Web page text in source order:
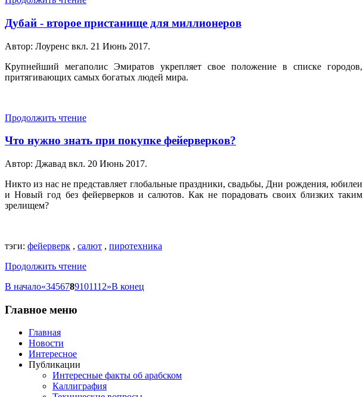
Дубай - второе пристанище для миллионеров
Автор: Лоуренс вкл. 21 Июнь 2017.
Крупнейший мегаполис Эмиратов укрепляет свое положение в списке городов,
притягивающих самых богатых людей мира.
Продолжить чтение
Что нужно знать при покупке фейерверков?
Автор: Джавад вкл. 20 Июнь 2017.
Никто из нас не представляет глобальные праздники, свадьбы, Дни рождения, юбилеи
и Новый год без фейерверков и салютов. Как не порадовать своих близких таким
зрелищем?
тэги: фейерверк , салют , пиротехника
Продолжить чтение
В начало«3456789101112»В конец
Главное меню
Главная
Новости
Интересное
Публикации
Интересные факты об арабском
Каллиграфия